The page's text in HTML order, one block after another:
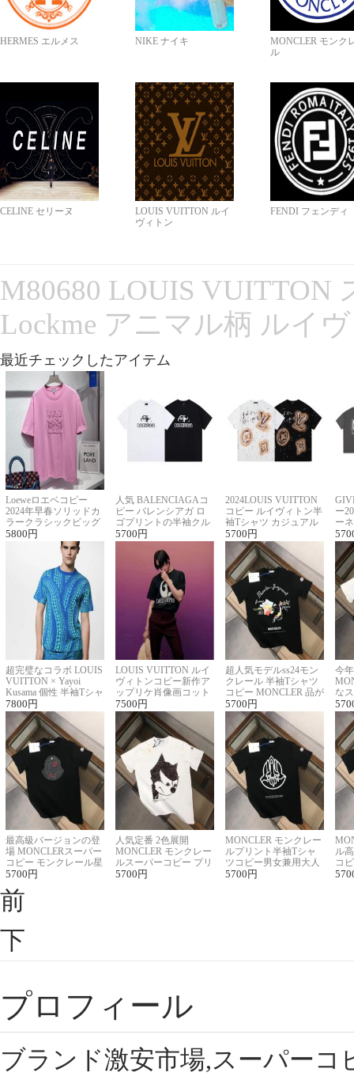
HERMES エルメス NIKE ナイキ
MONCLER モンク
ル
CELINE セリーヌ
LOUIS VUITTON ルイ
ヴィトン
FENDI フェンディ
M80680 LOUIS VUITTON
Lockme アニマル柄 ルイ
最近チェックしたアイテム
Loeweロエベコピー
2024年早春ソリッドカ
ラークラシックビッグ
ロゴ刺繍Tシャツ
5800 円
人気 BALENCIAGAコ
ピー バレンシアガ ロ
ゴプリントの半袖クル
ーネックTシャツ
5700 円
2024LOUIS VUITTON
コピー ルイヴィトン半
袖Tシャツ カジュアル
に馴染む 2色展開
5700 円
ー
ー
ー
超完璧なコラボ LOUIS
VUITTON × Yayoi
Kusama 個性 半袖Tシャ
ツコピー男女兼用
7800 円
LOUIS VUITTON ルイ
ヴィトンコピー新作ア
ップリケ肖像画コット
ンニット半袖Tシャツ
7500 円
超人気モデルss24モン
クレール 半袖Tシャツ
コピー MONCLER 品が
良く見た目
5700 円
今
な
ル
最高級バージョンの登
場 MONCLERスーパー
コピー モンクレール星
座半袖Tシャツ
5700 円
人気定番 2色展開
MONCLER モンクレー
ルスーパーコピー プリ
ント半袖Tシャツ
5700 円
MONCLER モンクレー
ルプリント半袖Tシャ
ツコピー男女兼用大人
可愛い春夏コーデ
5700 円
ル
コ
ィ
前
下
プロフィール
ブランド激安市場,スーパー